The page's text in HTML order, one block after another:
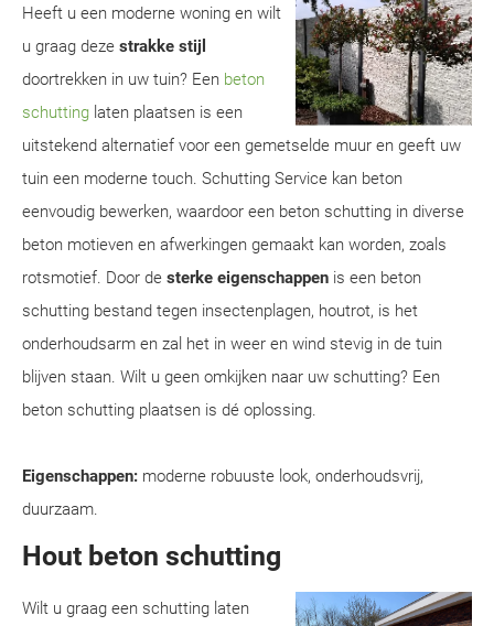
Heeft u een moderne woning en wilt
u graag deze strakke stijl
doortrekken in uw tuin? Een beton
schutting laten plaatsen is een
uitstekend alternatief voor een gemetselde muur en geeft uw
tuin een moderne touch. Schutting Service kan beton
eenvoudig bewerken, waardoor een beton schutting in diverse
beton motieven en afwerkingen gemaakt kan worden, zoals
rotsmotief. Door de sterke eigenschappen is een beton
schutting bestand tegen insectenplagen, houtrot, is het
onderhoudsarm en zal het in weer en wind stevig in de tuin
blijven staan. Wilt u geen omkijken naar uw schutting? Een
beton schutting plaatsen is dé oplossing.
Eigenschappen: moderne robuuste look, onderhoudsvrij,
duurzaam.
Hout beton schutting
Wilt u graag een schutting laten